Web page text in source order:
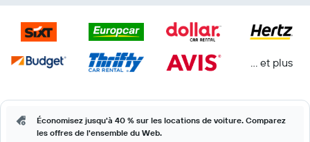
… et plus
Économisez jusqu'à 40 % sur les locations de voiture. Comparez
les offres de l'ensemble du Web.